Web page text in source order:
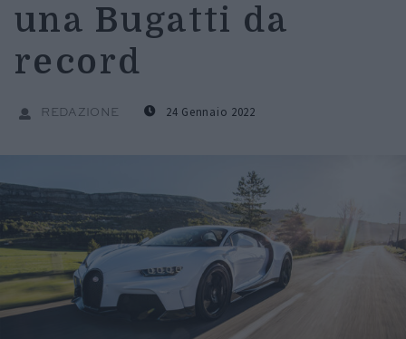
una Bugatti da
record
REDAZIONE 24 Gennaio 2022